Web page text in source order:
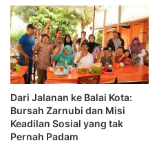
Dari Jalanan ke Balai Kota:
Bursah Zarnubi dan Misi
Keadilan Sosial yang tak
Pernah Padam